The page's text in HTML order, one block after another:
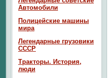
Автомобили
Полицейские машины
мира
Легендарные грузовики
СССР
Тракторы. История,
люди